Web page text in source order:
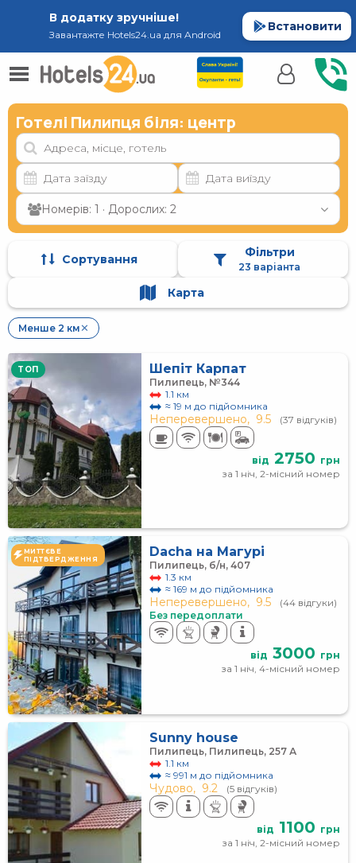
В додатку зручніше!
Завантажте Hotels24.ua для Android
Встановити
Готелі Пилипця біля: центр
Номерів: 1 · Дорослих: 2
Сортування Фільтри
23 варіанта
Карта
Менше 2 км ✕
TOП Шепіт Карпат
Пилипець, №344
1.1 км
≈ 19 м до підйомника
Неперевершено, 9.5 (37 відгуків)
від 2750 грн
за 1 ніч, 2-місний номер
МИТТЄВЕ
ПІДТВЕРДЖЕННЯ
Dacha на Магурі
Пилипець, б/н, 407
1.3 км
≈ 169 м до підйомника
Неперевершено, 9.5
(44 відгуки)
Без передоплати
від 3000 грн
за 1 ніч, 4-місний номер
Sunny house
Пилипець, Пилипець, 257 А
1.1 км
≈ 991 м до підйомника
Чудово, 9.2 (5 відгуків)
від 1100 грн
за 1 ніч, 2-місний номер